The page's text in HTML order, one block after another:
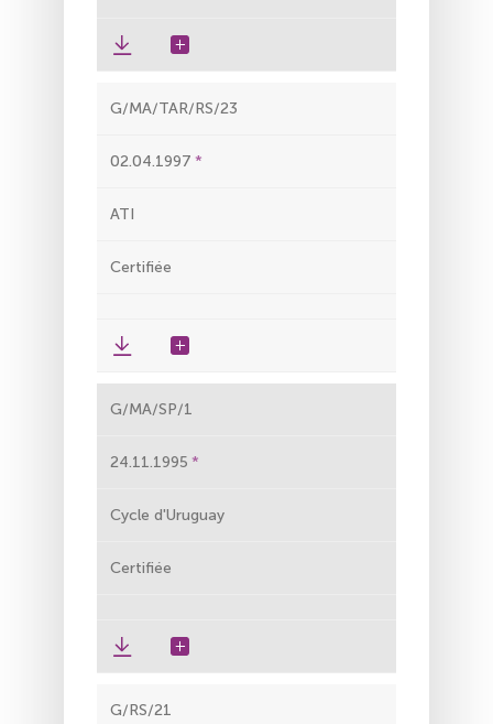
G/MA/TAR/RS/23
02.04.1997
ATI
Certifiée
G/MA/SP/1
24.11.1995
Cycle d'Uruguay
Certifiée
G/RS/21